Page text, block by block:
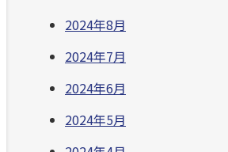
2024年8月
2024年7月
2024年6月
2024年5月